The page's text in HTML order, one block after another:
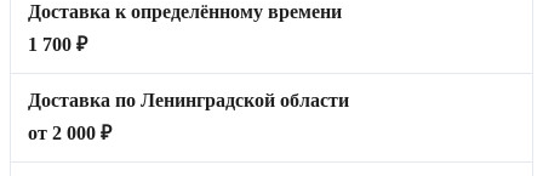
Доставка к определённому времени
1 700 ₽
Доставка по Ленинградской области
от 2 000 ₽